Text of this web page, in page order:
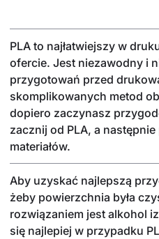
PLA to najłatwiejszy w
ofercie. Jest niezawodny i
przygotowań przed
skomplikowanych metod
dopiero zaczynasz
zacznij od PLA, a
materiałów.
Aby uzyskać najlepszą
żeby powierzchnia była
rozwiązaniem jest alkohol
się najlepiej w przypadku